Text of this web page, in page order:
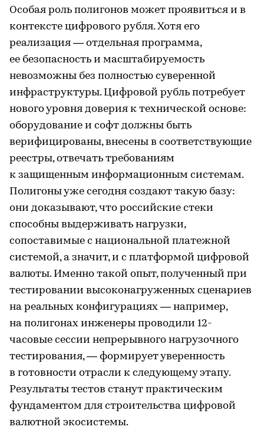
Особая роль полигонов может проявиться и в
контексте цифрового рубля. Хотя его
реализация — отдельная программа,
ее безопасность и масштабируемость
невозможны без полностью суверенной
инфраструктуры. Цифровой рубль потребует
нового уровня доверия к технической основе:
оборудование и софт должны быть
верифицированы, внесены в соответствующие
реестры, отвечать требованиям
к защищенным информационным системам.
Полигоны уже сегодня создают такую базу:
они доказывают, что российские стеки
способны выдерживать нагрузки,
сопоставимые с национальной платежной
системой, а значит, и с платформой цифровой
валюты. Именно такой опыт, полученный при
тестировании высоконагруженных сценариев
на реальных конфигурациях — например,
на полигонах инженеры проводили 12-
часовые сессии непрерывного нагрузочного
тестирования, — формирует уверенность
в готовности отрасли к следующему этапу.
Результаты тестов станут практическим
фундаментом для строительства цифровой
валютной экосистемы.